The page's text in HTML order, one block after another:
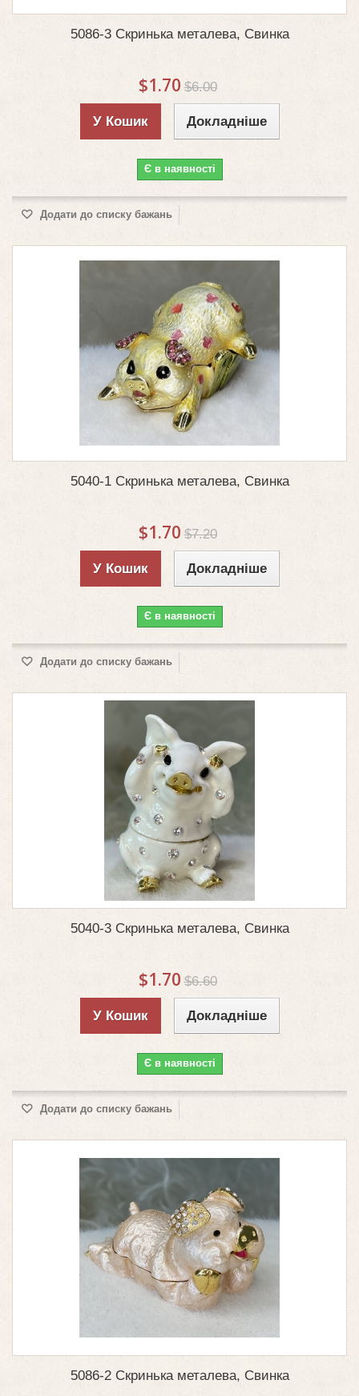
5086-3 Скринька металева, Свинка
$1.70 $6.00
У Кошик Докладніше
Є в наявності
Додати до списку бажань
5040-1 Скринька металева, Свинка
$1.70 $7.20
У Кошик Докладніше
Є в наявності
Додати до списку бажань
5040-3 Скринька металева, Свинка
$1.70 $6.60
У Кошик Докладніше
Є в наявності
Додати до списку бажань
5086-2 Скринька металева, Свинка